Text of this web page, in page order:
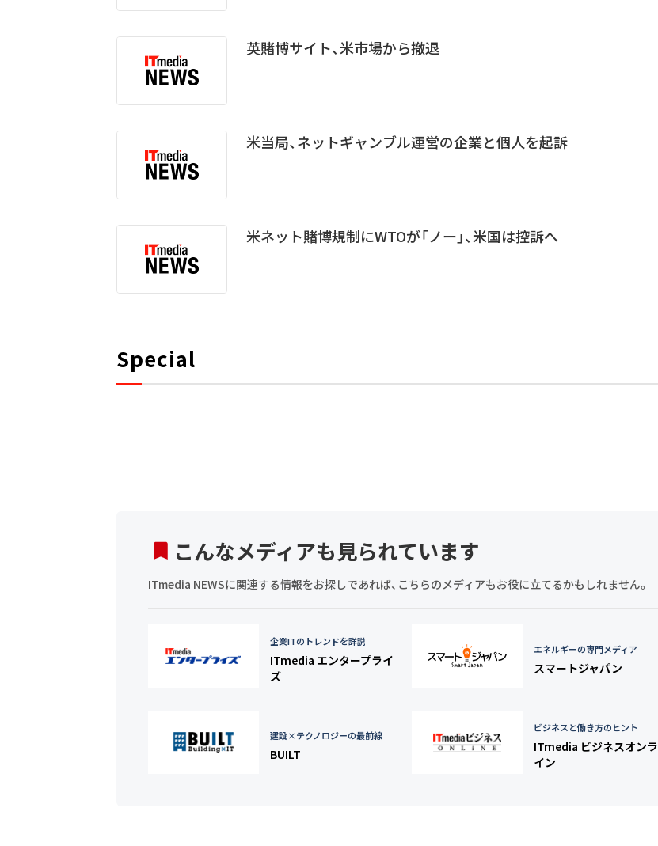
英賭博サイト、米市場から撤退
米当局、ネットギャンブル運営の企業と個人を起訴
米ネット賭博規制にWTOが「ノー」、米国は控訴へ
Special
こんなメディアも見られています
ITmedia NEWSに関連する情報をお探しであれば、こちらのメディアもお役に立てるかもしれません。
企業ITのトレンドを詳説
ITmedia エンタープライ
ズ
エネルギーの専門メディア
スマートジャパン
建設×テクノロジーの最前線
BUILT
ビジネスと働き方のヒント
ITmedia ビジネスオンラ
イン